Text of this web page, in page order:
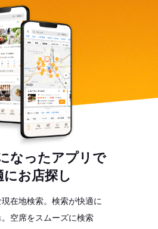
なったアプリで
にお店探し
在地検索。検索が快適に
空席をスムーズに検索